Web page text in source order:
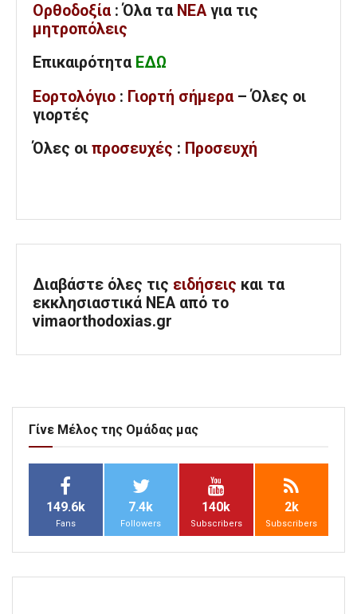
Ορθοδοξία : Όλα τα ΝΕΑ για τις
μητροπόλεις
Επικαιρότητα ΕΔΩ
Εορτολόγιο : Γιορτή σήμερα – Όλες οι
γιορτές
Όλες οι προσευχές : Προσευχή
Διαβάστε όλες τις ειδήσεις και τα
εκκλησιαστικά ΝΕΑ από το
vimaorthodoxias.gr
Γίνε Μέλος της Ομάδας μας
149.6k
Fans
7.4k
Followers
140k
Subscribers
2k
Subscribers